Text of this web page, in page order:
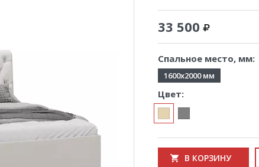
33 500
Спальное место, мм:
1600x2000 мм
Цвет:
В КОРЗИНУ